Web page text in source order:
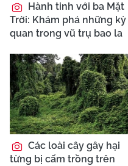
Hành tinh với ba Mặt
Trời: Khám phá những kỳ
quan trong vũ trụ bao la
Các loài cây gây hại
từng bị cấm trồng trên